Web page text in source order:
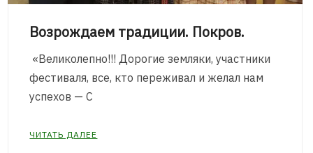
Возрождаем традиции. Покров.
«Великолепно!!! Дорогие земляки, участники
фестиваля, все, кто переживал и желал нам
успехов — С
ЧИТАТЬ ДАЛЕЕ